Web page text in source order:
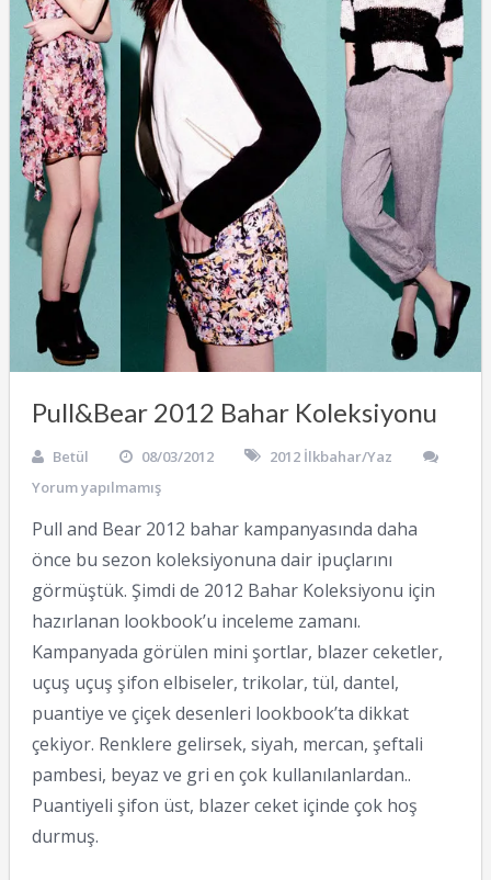
Pull&Bear 2012 Bahar Koleksiyonu
Betül 08/03/2012
2012 İlkbahar/Yaz
Yorum yapılmamış
Pull and Bear 2012 bahar kampanyasında daha
önce bu sezon koleksiyonuna dair ipuçlarını
görmüştük. Şimdi de 2012 Bahar Koleksiyonu için
hazırlanan lookbook’u inceleme zamanı.
Kampanyada görülen mini şortlar, blazer ceketler,
uçuş uçuş şifon elbiseler, trikolar, tül, dantel,
puantiye ve çiçek desenleri lookbook’ta dikkat
çekiyor. Renklere gelirsek, siyah, mercan, şeftali
pambesi, beyaz ve gri en çok kullanılanlardan..
Puantiyeli şifon üst, blazer ceket içinde çok hoş
durmuş.